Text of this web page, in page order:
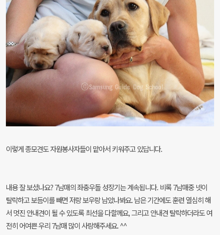
이렇게 종모견도 자원봉사자들이 맡아서 키워주고 있답니다.
내용 잘 보셨나요? 7남매의 좌충우돌 성장기는 계속됩니다. 비록 7남매중 넷이
탈락하고 보듬이를 빼면 저랑 보우랑 남았나봐요. 남은 기간에도 훈련 열심히 해
서 멋진 안내견이 될 수 있도록 최선을 다할께요, 그리고 안내견 탈락하더라도 여
전히 어여쁜 우리 7남매 많이 사랑해주세요. ^^